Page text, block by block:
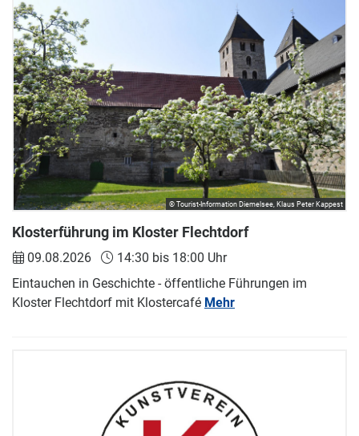
Klosterführung im Kloster Flechtdorf
09.08.2026
14:30 bis 18:00 Uhr
Eintauchen in Geschichte - öffentliche Führungen im
Kloster Flechtdorf mit Klostercafé Mehr
© Tourist-Information Diemelsee, Klaus Peter Kappest